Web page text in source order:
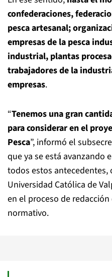
confederaciones,
pesca artesanal;
empresas de la pesca
industrial, plantas
trabajadores de la
empresas.
“Tenemos una gran
para considerar en el
Pesca”, informó el
que ya se está avanzando
todos estos antecedentes,
Universidad Católica de
en el proceso de
normativo.